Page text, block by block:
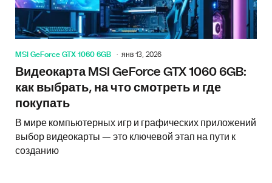
MSI GeForce GTX 1060 6GB янв 13, 2026
Видеокарта MSI GeForce GTX 1060 6GB:
как выбрать, на что смотреть и где
покупать
В мире компьютерных игр и графических приложений
выбор видеокарты — это ключевой этап на пути к
созданию